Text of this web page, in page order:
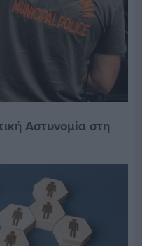
Αστυνομία στη